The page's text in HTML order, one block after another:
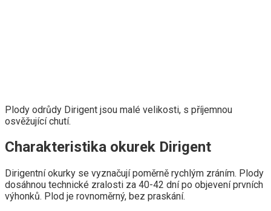
Plody odrůdy Dirigent jsou malé velikosti, s příjemnou
osvěžující chutí.
Charakteristika okurek Dirigent
Dirigentní okurky se vyznačují poměrně rychlým zráním. Plody
dosáhnou technické zralosti za 40-42 dní po objevení prvních
výhonků. Plod je rovnoměrný, bez praskání.